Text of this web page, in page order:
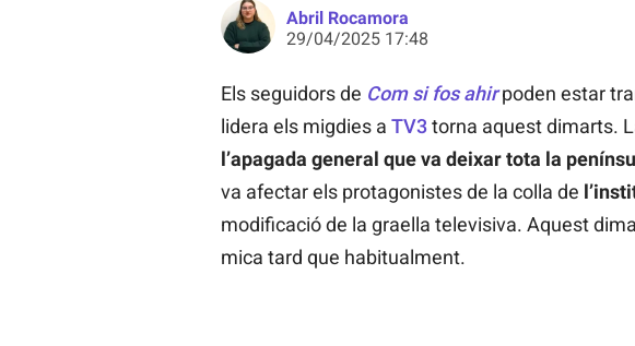
Abril Rocamora
29/04/2025 17:48
Els seguidors de Com si fos ahirpoden estar
lidera els migdies a TV3torna aquest dimarts.
l’apagada general que va deixar tota la
va afectar els protagonistes de la colla de
modificació de la graella televisiva. Aquest
mica tard que habitualment.